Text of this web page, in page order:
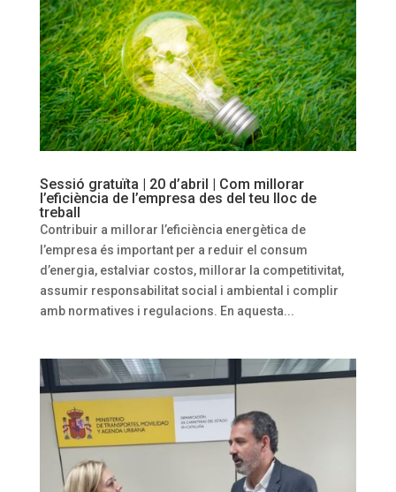
Sessió gratuïta | 20 d’abril | Com millorar
l’eficiència de l’empresa des del teu lloc de
treball
Contribuir a millorar l’eficiència energètica de
l’empresa és important per a reduir el consum
d’energia, estalviar costos, millorar la competitivitat,
assumir responsabilitat social i ambiental i complir
amb normatives i regulacions. En aquesta...